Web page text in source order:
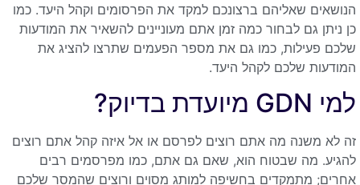
הנושאים שאליהם ברצונכם למקד את הפרסומים וקהל היעד. כמו
כן ניתן גם לבחור כמה זמן אתם מעוניינים להשאיר את המודעות
שלכם פעילות, כמו גם את מספר הפעמים שתרצו להציג את
המודעות שלכם לקהל היעד.
למי GDN מיועדת בדיוק?
זה לא משנה מה אתם רוצים לפרסם או אל איזה קהל אתם רוצים
להגיע. מה שבטוח הוא, שאם גם אתם, כמו מפרסמים רבים
אחרים; מתמקדים בחשיפה למותג מסוים ורוצים שהמסר שלכם